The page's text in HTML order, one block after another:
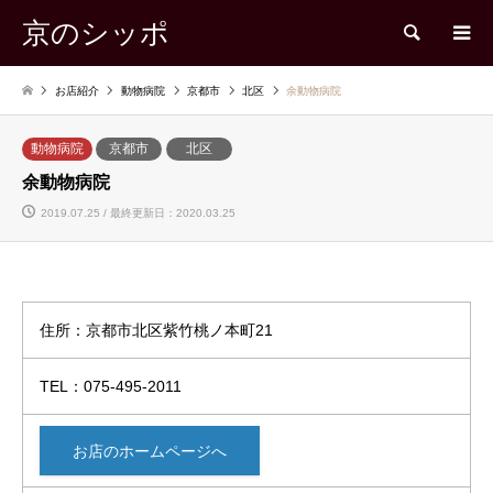
京のシッポ 検索
お店紹介 動物病院 京都市 北区 余動物病院
動物病院 京都市 北区
余動物病院
2019.07.25 / 最終更新日：2020.03.25
住所：京都市北区紫竹桃ノ本町21
TEL：075-495-2011
お店のホームページへ